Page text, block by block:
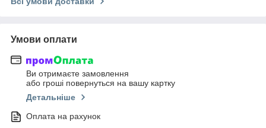
Умови оплати
Ви отримаєте замовлення
або гроші повернуться на вашу картку
Детальніше
Оплата на рахунок